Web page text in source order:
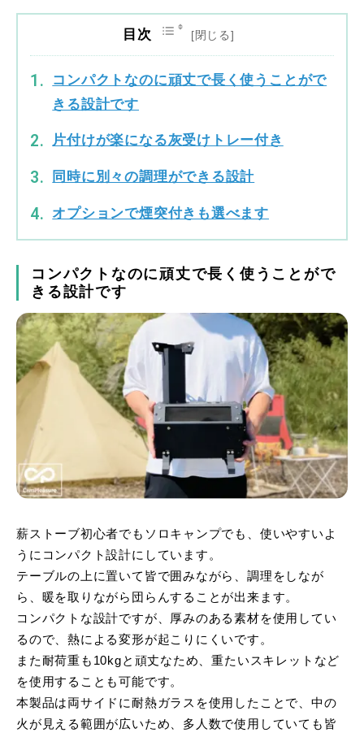
目次
コンパクトなのに頑丈で長く使うことがで
きる設計です
片付けが楽になる灰受けトレー付き
同時に別々の調理ができる設計
オプションで煙突付きも選べます
コンパクトなのに頑丈で長く使うことがで
きる設計です
薪ストーブ初心者でもソロキャンプでも、使いやすいよ
うにコンパクト設計にしています。
テーブルの上に置いて皆で囲みながら、調理をしなが
ら、暖を取りながら団らんすることが出来ます。
コンパクトな設計ですが、厚みのある素材を使用してい
るので、熱による変形が起こりにくいです。
また耐荷重も10kgと頑丈なため、重たいスキレットなど
を使用することも可能です。
本製品は両サイドに耐熱ガラスを使用したことで、中の
火が見える範囲が広いため、多人数で使用していても皆